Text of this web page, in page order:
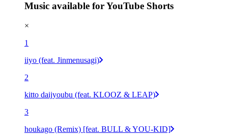
Music available for YouTube Shorts
×
1
iiyo (feat. Jinmenusagi)
2
kitto daijyoubu (feat. KLOOZ & LEAP)
3
houkago (Remix) [feat. BULL & YOU-KID]